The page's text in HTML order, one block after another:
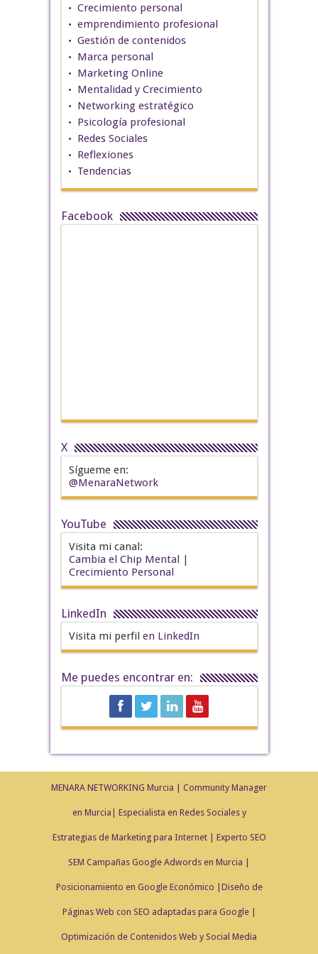
Crecimiento personal
emprendimiento profesional
Gestión de contenidos
Marca personal
Marketing Online
Mentalidad y Crecimiento
Networking estratégico
Psicología profesional
Redes Sociales
Reflexiones
Tendencias
Facebook
X
Sígueme en:
@MenaraNetwork
YouTube
Visita mi canal:
Cambia el Chip Mental |
Crecimiento Personal
LinkedIn
Visita mi perfil en LinkedIn
Me puedes encontrar en:
MENARA NETWORKING Murcia | Community Manager
en Murcia| Especialista en Redes Sociales y
Estrategias de Marketing para Internet | Experto SEO
SEM Campañas Google Adwords en Murcia |
Posicionamiento en Google Económico |Diseño de
Páginas Web con SEO adaptadas para Google |
Optimización de Contenidos Web y Social Media